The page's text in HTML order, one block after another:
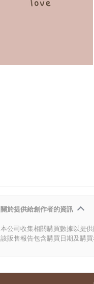
關於提供給創作者的資訊
本公司收集相關購買數據以提供
該販售報告包含購買日期及購